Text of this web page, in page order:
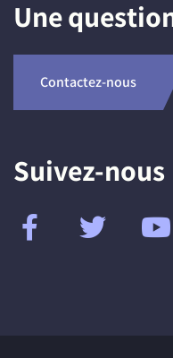
Une
Contactez-nous
Suivez-nous